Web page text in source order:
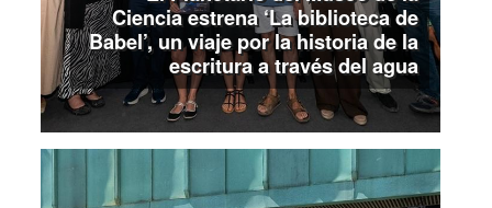
Ciencia estrena ‘La biblioteca de
Babel’, un viaje por la historia de la
escritura a través del agua